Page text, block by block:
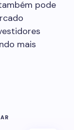
pode
mais